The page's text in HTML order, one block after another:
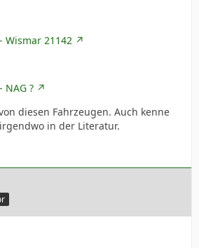
Wismar 21142
?
diesen Fahrzeugen. Auch kenne
in der Literatur.